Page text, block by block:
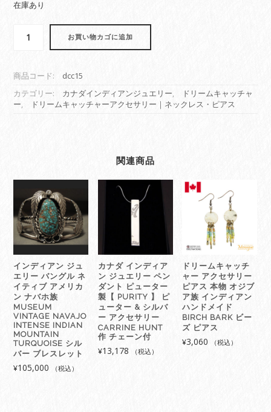
在庫あり
キ
ャ
ッ
セ
リ
ー
ピ
ア
ス
本
物
オ
ジ
ブ
ア
族
イ
ン
お買い物カゴに追加
商品コード:
dcc15
カテゴリー:
カナダインディアンジュエリー,
ドリームキャッチャ
ー, ドリームキャッチャーアクセサリー｜ネックレス・ピアス
関連商品
インディアン ジュ
エリー バングル ネ
イティブ アメリカ
ン ナバホ族
MUSEUM
VINTAGE NAVAJO
INTENSE INDIAN
MOUNTAIN
TURQUOISE シル
バー ブレスレット
¥105,000 （税込）
カナダ インディア
ン ジュエリー ペン
ダント ピューター
製【 PURITY 】 ピ
ューター & シルバ
ー アクセサリー
CARRINE HUNT
作 チェーン付
¥13,178 （税込）
ドリームキャッチ
ャー アクセサリー
ピアス 本物 オジブ
ア族 インディアン
ハンドメイド
BIRCH BARK ビー
ズ ピアス
¥3,060 （税込）